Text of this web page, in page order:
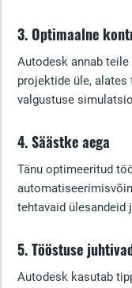
3. Optimaalne
Autodesk annab
projektide üle,
valgustuse
4. Säästke aega
Tänu optimeeritud
tehtavaid
5. Tööstuse
Autodesk kasutab